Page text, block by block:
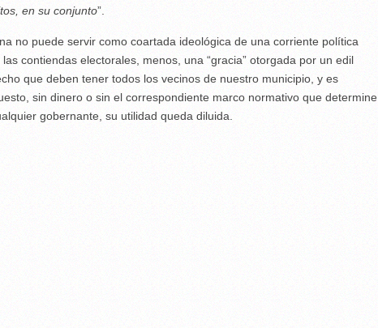
en su conjunto”.
no puede servir como coartada ideológica de una corriente política
contiendas electorales, menos, una “gracia” otorgada por un edil
que deben tener todos los vecinos de nuestro municipio, y es
sin dinero o sin el correspondiente marco normativo que determine
gobernante, su utilidad queda diluida.